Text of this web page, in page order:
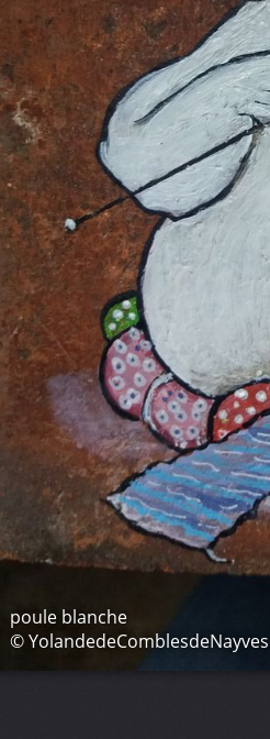
poule blanche
© YolandedeComblesdeNayves